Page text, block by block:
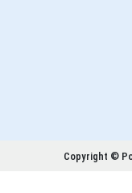
Copyright ©